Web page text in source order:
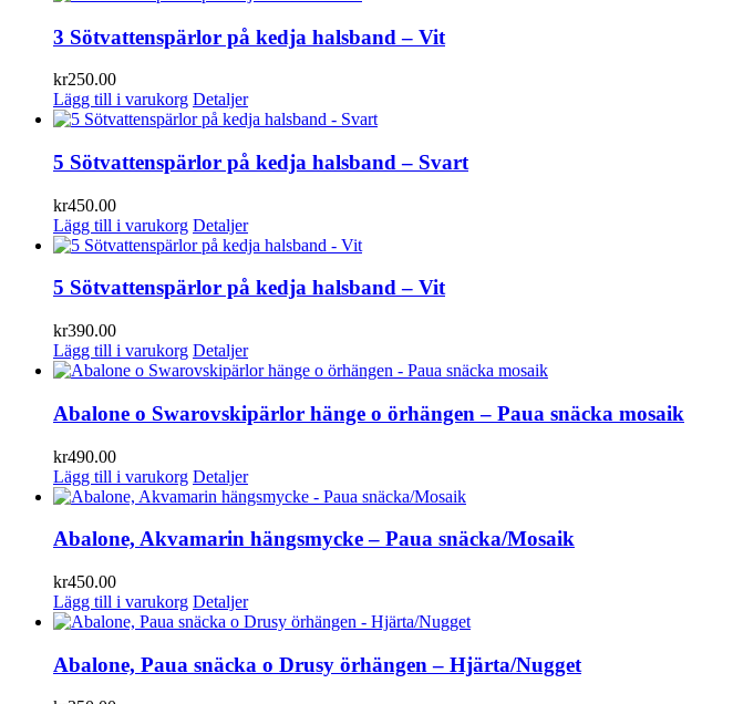
3 Sötvattenspärlor på kedja halsband – Vit
kr250.00
Lägg till i varukorg Detaljer
5 Sötvattenspärlor på kedja halsband – Svart
kr450.00
Lägg till i varukorg Detaljer
5 Sötvattenspärlor på kedja halsband – Vit
kr390.00
Lägg till i varukorg Detaljer
Abalone o Swarovskipärlor hänge o örhängen – Paua snäcka mosaik
kr490.00
Lägg till i varukorg Detaljer
Abalone, Akvamarin hängsmycke – Paua snäcka/Mosaik
kr450.00
Lägg till i varukorg Detaljer
Abalone, Paua snäcka o Drusy örhängen – Hjärta/Nugget